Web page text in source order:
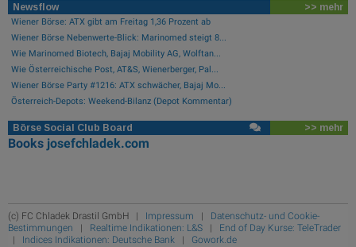
Newsflow >> mehr
Wiener Börse: ATX gibt am Freitag 1,36 Prozent ab
Wiener Börse Nebenwerte-Blick: Marinomed steigt 8...
Wie Marinomed Biotech, Bajaj Mobility AG, Wolftan...
Wie Österreichische Post, AT&S, Wienerberger, Pal...
Wiener Börse Party #1216: ATX schwächer, Bajaj Mo...
Österreich-Depots: Weekend-Bilanz (Depot Kommentar)
Börse Social Club Board >> mehr
Books josefchladek.com
(c) FC Chladek Drastil GmbH | Impressum | Datenschutz- und Cookie-
Bestimmungen | Realtime Indikationen: L&S | End of Day Kurse: TeleTrader
| Indices Indikationen: Deutsche Bank | Gowork.de